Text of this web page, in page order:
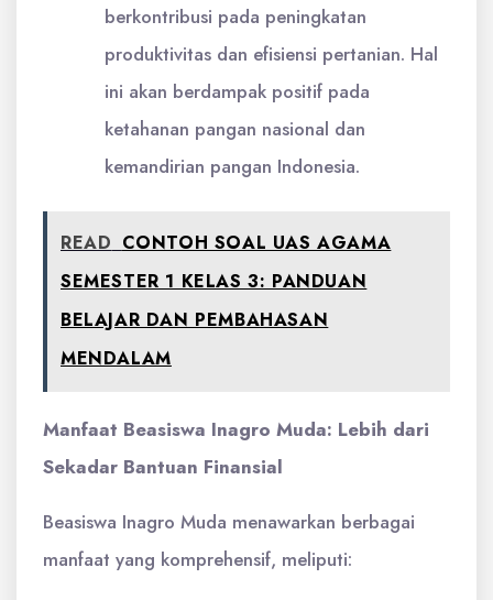
berkontribusi pada peningkatan
produktivitas dan efisiensi pertanian. Hal
ini akan berdampak positif pada
ketahanan pangan nasional dan
kemandirian pangan Indonesia.
READ CONTOH SOAL UAS AGAMA
SEMESTER 1 KELAS 3: PANDUAN
BELAJAR DAN PEMBAHASAN
MENDALAM
Manfaat Beasiswa Inagro Muda: Lebih dari
Sekadar Bantuan Finansial
Beasiswa Inagro Muda menawarkan berbagai
manfaat yang komprehensif, meliputi: